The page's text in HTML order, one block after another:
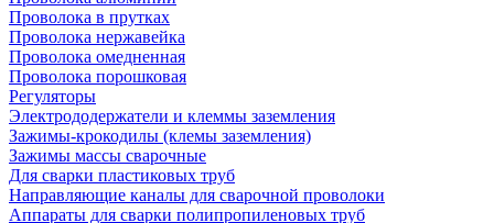
Проволока в прутках
Проволока нержавейка
Проволока омедненная
Проволока порошковая
Регуляторы
Электрододержатели и клеммы заземления
Зажимы-крокодилы (клемы заземления)
Зажимы массы сварочные
Для сварки пластиковых труб
Направляющие каналы для сварочной проволоки
Аппараты для сварки полипропиленовых труб